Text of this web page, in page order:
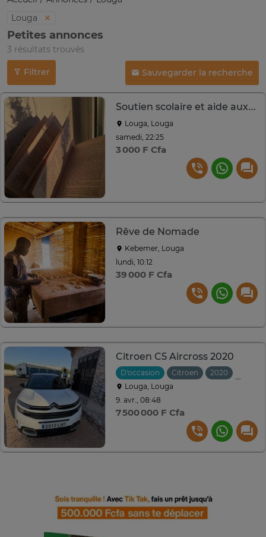
Louga
Petites annonces
3 résultats trouvés
Filtrer Sauvegarder la recherche
Soutien scolaire et aide aux devoirs (Primaire)
Louga, Louga
samedi, 22:25
3 000 F Cfa
Rêve de Nomade
Kebemer, Louga
lundi, 10:12
39 000 F Cfa
Citroen C5 Aircross 2020
D'occasion Citroen 2020
Louga, Louga
9. avr., 08:48
7 500 000 F Cfa